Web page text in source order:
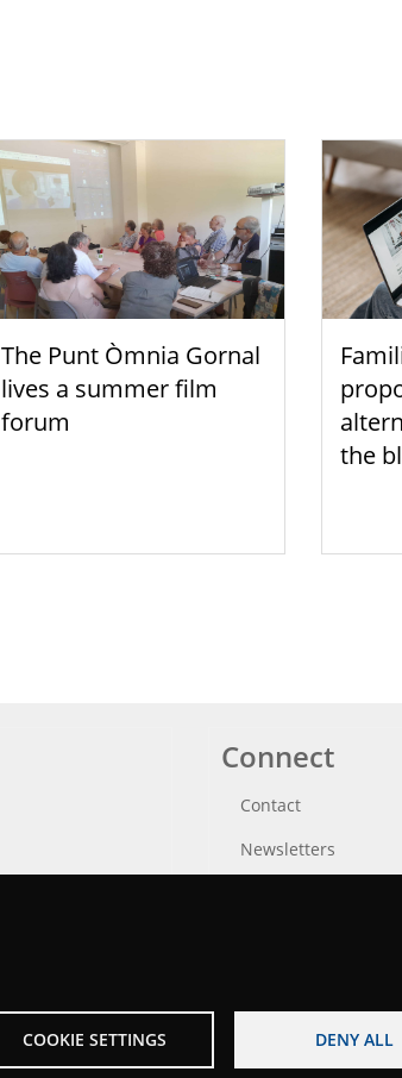
The Punt Òmnia Gornal
lives a summer film
forum
the
Connect
Contact
Newsletters
COOKIE SETTINGS DENY ALL